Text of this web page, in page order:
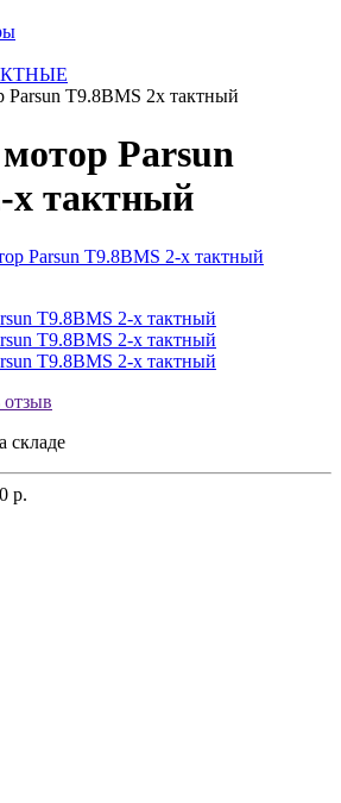
T9.8BMS 2х тактный
Parsun
х тактный
складе
р.